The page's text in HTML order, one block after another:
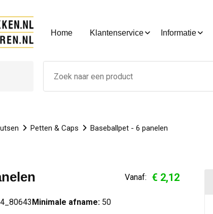
Home Klantenservice Informatie
Petten & Caps Baseballpet - 6 panelen
Vanaf: € 2,12
Minimale afname:50